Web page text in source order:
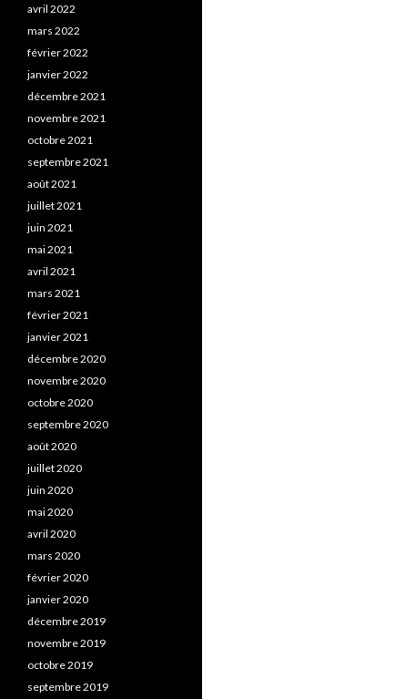
avril 2022
mars 2022
février 2022
janvier 2022
décembre 2021
novembre 2021
octobre 2021
septembre 2021
août 2021
juillet 2021
juin 2021
mai 2021
avril 2021
mars 2021
février 2021
janvier 2021
décembre 2020
novembre 2020
octobre 2020
septembre 2020
août 2020
juillet 2020
juin 2020
mai 2020
avril 2020
mars 2020
février 2020
janvier 2020
décembre 2019
novembre 2019
octobre 2019
septembre 2019